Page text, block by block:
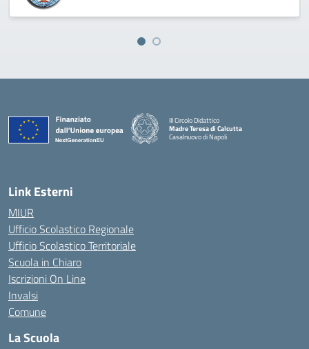
III Circolo Didattico
Madre Teresa di Calcutta
Casalnuovo di Napoli
— Visita la pagina iniziale della scuola
Link Esterni
MIUR
Ufficio Scolastico Regionale
Ufficio Scolastico Territoriale
Scuola in Chiaro
Iscrizioni On Line
Invalsi
Comune
La Scuola